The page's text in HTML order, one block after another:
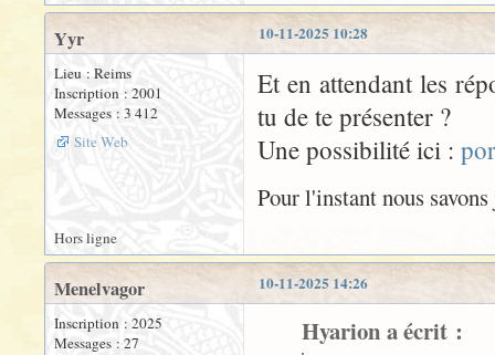
10-11-2025 10:28
Yyr
Lieu : Reims
Inscription : 2001
Messages : 3 412
Site Web
Et en attendant les
tu de te présenter ?
Une possibilité ici :
Pour l'instant nous
Hors ligne
10-11-2025 14:26
Menelvagor
Inscription : 2025
Messages : 27
Hyarion a écrit :